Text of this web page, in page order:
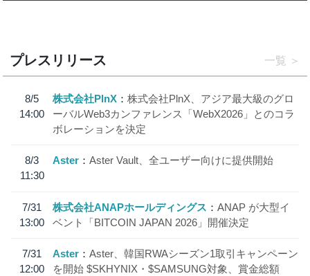
プレスリリース 一覧
8/5
14:00
株式会社PlnX
株式会社PlnX、アジア最大級のグロ
ーバルWeb3カンファレンス「WebX2026」とのコラ
ボレーションを決定
8/3
11:30
Aster Aster Vault、全ユーザー向けに提供開始
7/31
13:00
株式会社ANAPホールディングス
ANAP が大型イ
ベント「BITCOIN JAPAN 2026」開催決定
7/31
12:00
Aster
Aster、韓国RWAシーズン1取引キャンペーン
を開始 $SKHYNIX・$SAMSUNG対象、賞金総額